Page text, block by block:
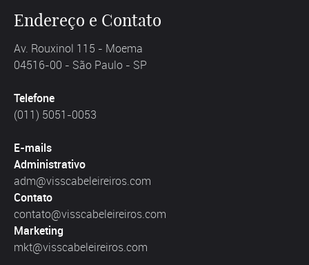
Endereço e Contato
Av. Rouxinol 115 - Moema
04516-00 - São Paulo - SP
Telefone
(011) 5051-0053
E-mails
Administrativo
adm@visscabeleireiros.com
Contato
contato@visscabeleireiros.com
Marketing
mkt@visscabeleireiros.com